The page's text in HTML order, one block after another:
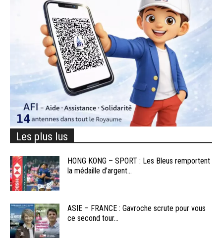
Les plus lus
HONG KONG – SPORT : Les Bleus remportent
la médaille d’argent...
ASIE – FRANCE : Gavroche scrute pour vous
ce second tour...